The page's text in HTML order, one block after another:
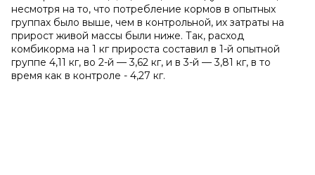
несмотря на то, что потребление кормов в опытных
группах было выше, чем в контрольной, их затраты на
прирост живой массы были ниже. Так, расход
комбикорма на 1 кг прироста составил в 1-й опытной
группе 4,11 кг, во 2-й — 3,62 кг, и в 3-й — 3,81 кг, в то
время как в контроле - 4,27 кг.